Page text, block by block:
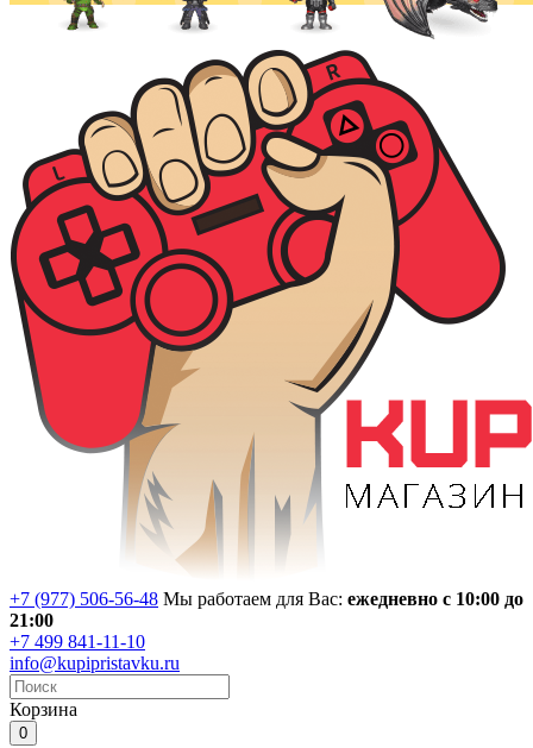
+7 (977) 506-56-48 Мы работаем для Вас: ежедневно с 10:00 до
21:00
+7 499 841-11-10
info@kupipristavku.ru
Корзина
0